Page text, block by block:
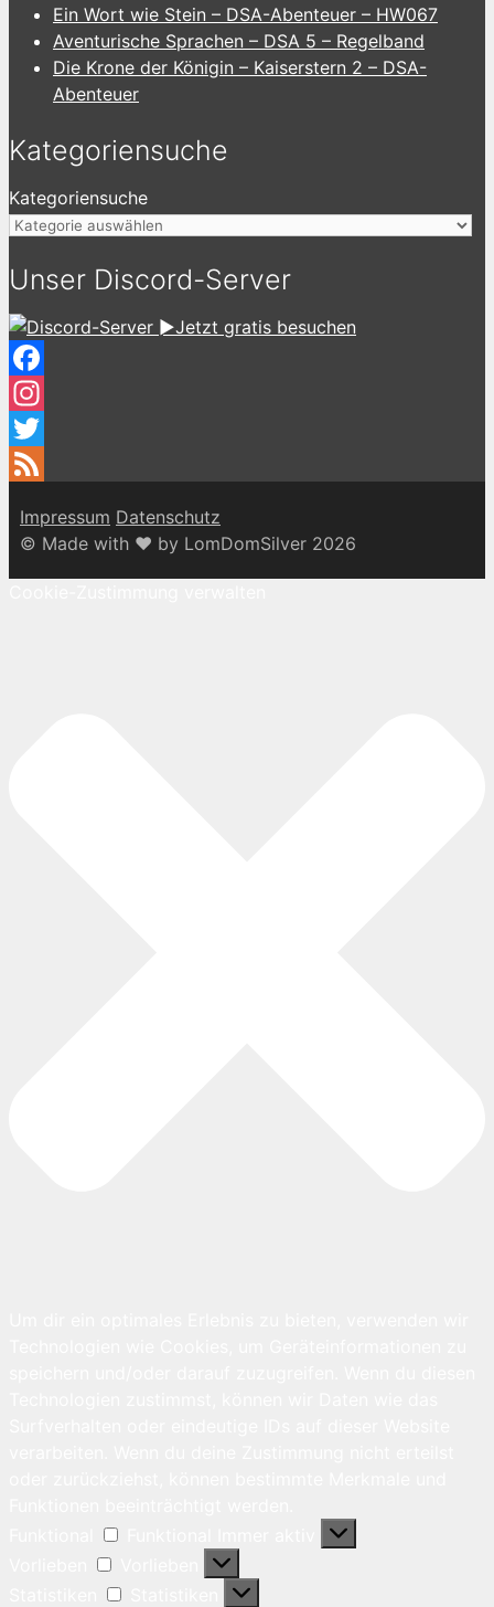
Ein Wort wie Stein – DSA-Abenteuer – HW067
Aventurische Sprachen – DSA 5 – Regelband
Die Krone der Königin – Kaiserstern 2 – DSA-
Abenteuer
Kategoriensuche
Kategoriensuche
Unser Discord-Server
►Jetzt gratis besuchen
Facebook
Instagram
Twitter
Impressum Datenschutz
© Made with ♥ by LomDomSilver 2026